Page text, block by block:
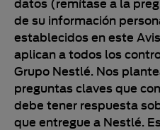
de su información
establecidos en este
aplican a todos los
Grupo Nestlé. Nos
preguntas claves que
debe tener respuesta
que entregue a Nestlé.